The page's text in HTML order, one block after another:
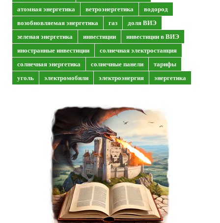
атомная энергетика
ветроэнергетика
водород
возобновляемая энергетика
газ
доля ВИЭ
зеленая энергетика
инвестиции
инвестиции в ВИЭ
иностранные инвестиции
солнечная электростанция
солнечная энергетика
солнечные панели
тарифы
уголь
электромобили электроэнергия энергетика